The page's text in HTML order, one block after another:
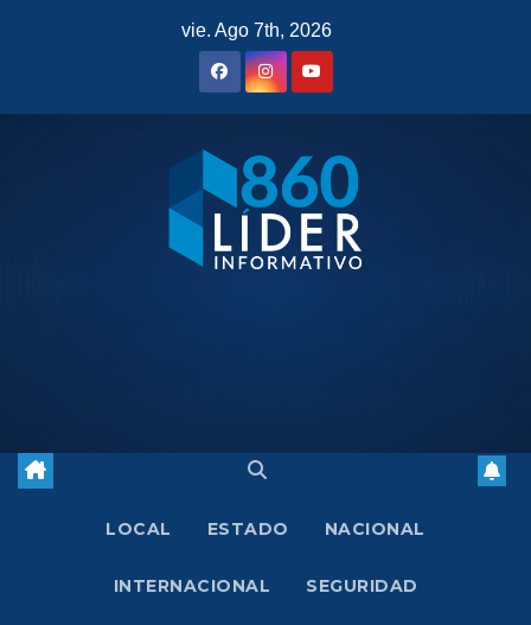
vie. Ago 7th, 2026
LOCAL ESTADO NACIONAL
INTERNACIONAL SEGURIDAD